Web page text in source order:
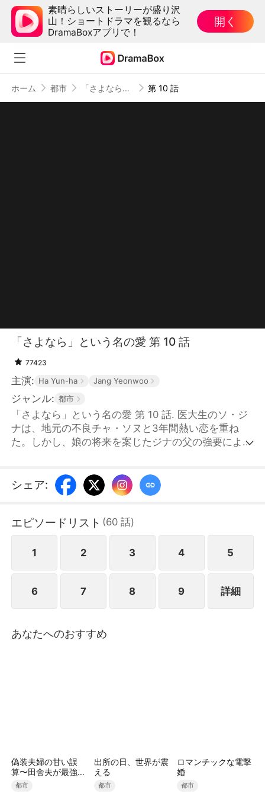
素晴らしいストーリーが盛り沢
山！ショートドラマを観るなら
DramaBoxアプリで！
開く
ホーム 都市 「さよなら」という名の愛 第 10 話
「さよなら」という名の愛 第 10 話
77423
主演: Ha Yun-ha Jang Yeonwoo
ジャンル: 都市
「さよなら」という名の愛 第 10 話. 医大生のソ・ジ
ナは、地元の不良チャ・ソヌと3年間熱い恋を重ね
た。しかし、娘の将来を案じたジナの父の強要によ
院の実力ある若手外科医となり、ソヌは莫大な裏金を
動かす清月グループの社長となっていた。ある日、ジ
執刀し、二人はついに再会する。ジナと再会したソヌ
は、ずっと抑えてきた想いを爆発させるかのように、
あらゆる手を尽くして彼女のそばにいようとし、彼女
とソヌを愛し続けていたが、8年前に自分を捨てたと
いう事実を簡単には許せずにいた。
シェア:
エピソードリスト (60 話)
1 2 3 4 5
6 7 8 9 詳細
あなたへのおすすめ
偽装夫婦の甘い誤
算〜田舎夫が最強す
ぎた〜（吹き替え）
都市
出所の日、世界が震
える
都市
ロマンチックな電撃
婚
都市